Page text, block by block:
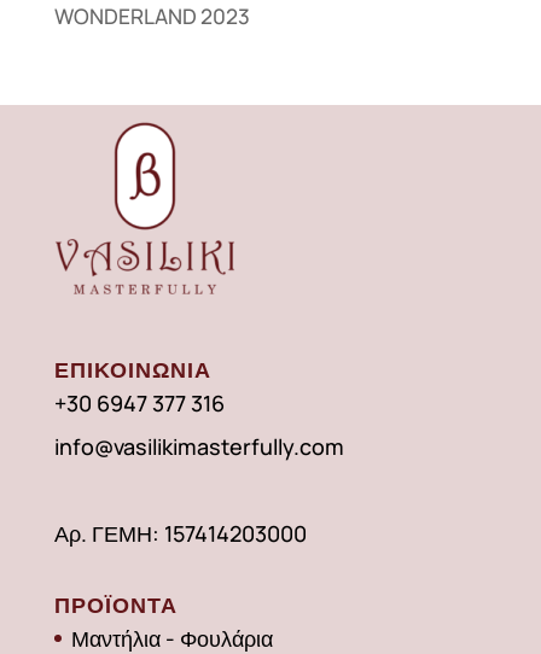
WONDERLAND 2023
ΕΠΙΚΟΙΝΩΝΙΑ
+30 6947 377 316
info@vasilikimasterfully.com
Αρ. ΓΕΜΗ: 157414203000
ΠΡΟΪΟΝΤΑ
Μαντήλια - Φουλάρια